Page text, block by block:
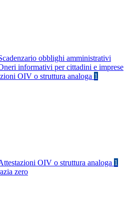
obblighi amministrativi
informativi per cittadini e imprese
OIV o struttura analoga 1
OIV o struttura analoga 1
zero